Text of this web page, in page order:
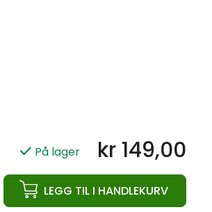
På lager kr 149,00
LEGG TIL I HANDLEKURV